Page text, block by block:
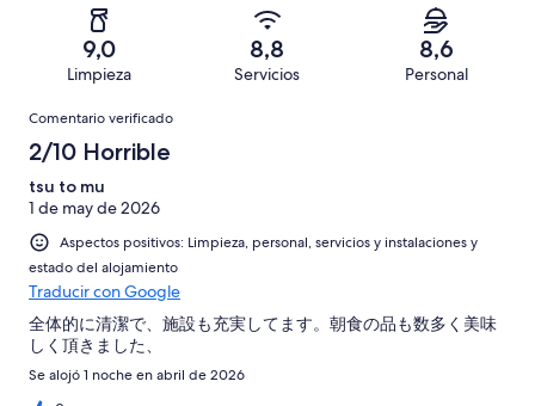
puntuación
puntuación
puntuación
Normal
una
puntuación
Mediocre
270
una
puntuación
de
Horrible
9,0
Limpieza
8,8
Servicios
8,6
Personal
Comentarios
Comentario verificado
2/10 Horrible
tsu to mu
1 de may de 2026
Aspectos positivos: Limpieza, personal, servicios y instalaciones y
estado del alojamiento
Traducir con Google
全体的に清潔で、施設も充実してます。朝食の品も数多く美味
しく頂きました、
Se alojó 1 noche en abril de 2026